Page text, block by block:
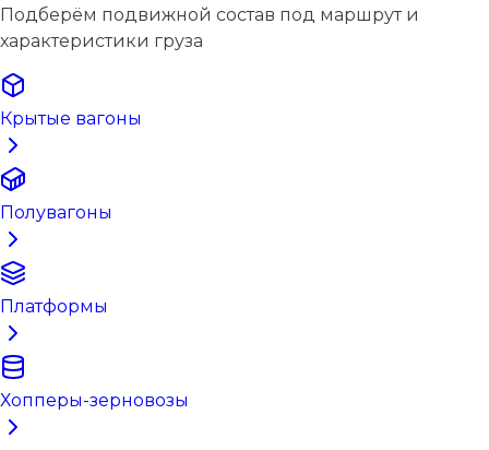
Подберём подвижной состав под маршрут и
характеристики груза
Крытые вагоны
Полувагоны
Платформы
Хопперы-зерновозы